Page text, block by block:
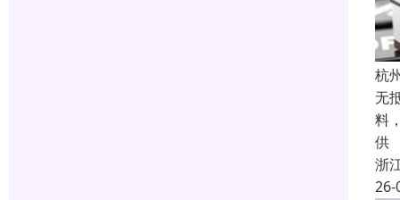
杭
无
料
供
浙
26-